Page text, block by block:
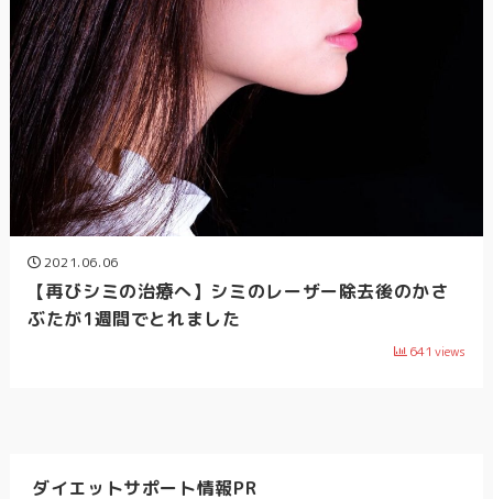
2021.06.06
【再びシミの治療へ】シミのレーザー除去後のかさ
ぶたが1週間でとれました
641 views
ダイエットサポート情報PR